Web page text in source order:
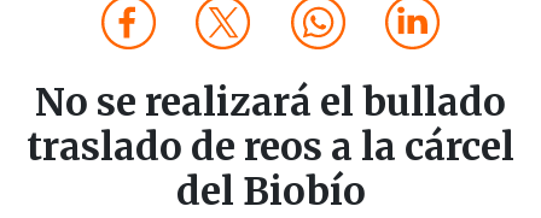
No se realizará el bullado
traslado de reos a la cárcel
del Biobío